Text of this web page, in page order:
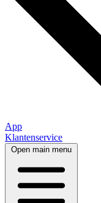
App
Klantenservice
Open main menu